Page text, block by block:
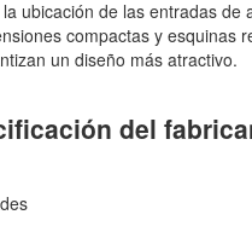
ubicación de las entradas de
compactas y esquinas
un diseño más atractivo.
del